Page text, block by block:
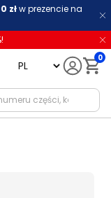
złw prezencie na
!
language 0